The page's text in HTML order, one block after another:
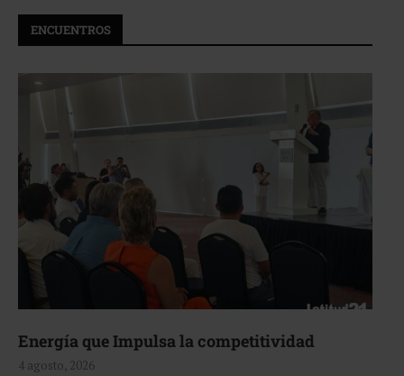
ENCUENTROS
Energía que Impulsa la competitividad
4 agosto, 2026